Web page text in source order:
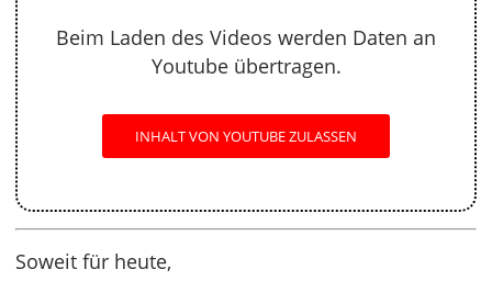
Beim Laden des Videos werden Daten an
Youtube übertragen.
INHALT VON YOUTUBE ZULASSEN
Soweit für heute,